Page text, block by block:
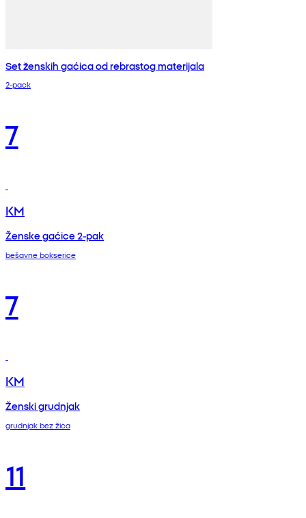
Set ženskih gaćica od rebrastog materijala
2-pack
7
KM
Ženske gaćice 2-pak
bešavne bokserice
7
KM
Ženski grudnjak
grudnjak bez žica
11